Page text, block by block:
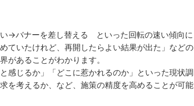
→バナーを差し替える といった回転の速い傾向に
ていたけれど、再開したらよい結果が出た」などの
があることがわかります。
感じるか」「どこに惹かれるのか」といった現状調
を考えるか、など、施策の精度を高めることが可能